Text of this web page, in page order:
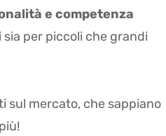
e competenza
per piccoli che grandi
sul mercato, che sappiano